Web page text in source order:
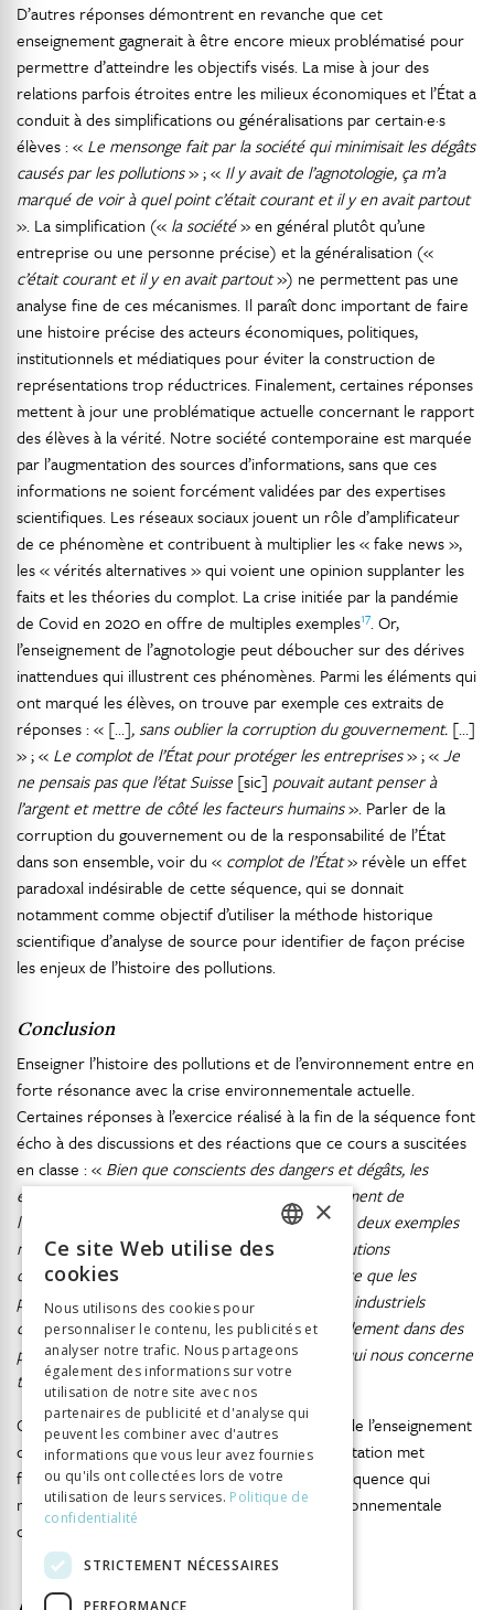
D’autres réponses démontrent en revanche que cet
enseignement gagnerait à être encore mieux problématisé pour
permettre d’atteindre les objectifs visés. La mise à jour des
relations parfois étroites entre les milieux économiques et l’État a
conduit à des simplifications ou généralisations par certain·e·s
élèves : « Le mensonge fait par la société qui minimisait les dégâts
causés par les pollutions» ; « Il y avait de l’agnotologie, ça m’a
marqué de voir à quel point c’était courant et il y en avait partout
». La simplification (« la société» en général plutôt qu’une
entreprise ou une personne précise) et la généralisation («
c’était courant et il y en avait partout») ne permettent pas une
analyse fine de ces mécanismes. Il paraît donc important de faire
une histoire précise des acteurs économiques, politiques,
institutionnels et médiatiques pour éviter la construction de
représentations trop réductrices. Finalement, certaines réponses
mettent à jour une problématique actuelle concernant le rapport
des élèves à la vérité. Notre société contemporaine est marquée
par l’augmentation des sources d’informations, sans que ces
informations ne soient forcément validées par des expertises
scientifiques. Les réseaux sociaux jouent un rôle d’amplificateur
de ce phénomène et contribuent à multiplier les « fake news »,
les « vérités alternatives » qui voient une opinion supplanter les
faits et les théories du complot. La crise initiée par la pandémie
de Covid en 2020 en offre de multiples exemples17. Or,
l’enseignement de l’agnotologie peut déboucher sur des dérives
inattendues qui illustrent ces phénomènes. Parmi les éléments qui
ont marqué les élèves, on trouve par exemple ces extraits de
réponses : « […], sans oublier la corruption du gouvernement. […]
» ; « Le complot de l’État pour protéger les entreprises» ; «Je
ne pensais pas que l’état Suisse [sic] pouvait autant penser à
l’argent et mettre de côté les facteurs humains». Parler de la
corruption du gouvernement ou de la responsabilité de l’État
dans son ensemble, voir du « complot de l’État» révèle un effet
paradoxal indésirable de cette séquence, qui se donnait
notamment comme objectif d’utiliser la méthode historique
scientifique d’analyse de source pour identifier de façon précise
les enjeux de l’histoire des pollutions.
Conclusion
Enseigner l’histoire des pollutions et de l’environnement entre en
forte résonance avec la crise environnementale actuelle.
Certaines réponses à l’exercice réalisé à la fin de la séquence font
écho à des discussions et des réactions que ce cours a suscitées
en classe : « Bien que conscients des dangers et dégâts, les
entreprises ont favorisé la productivité au détriment de
l’environnement. C’est scandaleux !
» ; « […]Ces deux exemples
m’ont marqué, car ce sont des exemples de pollutions
dangereuses proche de chez nous et cela montre que les
pollutions ne sont pas juste dans les grands pays industriels
comme la Chine ou les États-Unis[sic], mais également dans des
pays comme la Suisse. La pollution est un sujet qui nous concerne
tous et nous devons agir !»
Ces réactions indignées illustrent la pertinence de l’enseignement
de la question environnementale. La dernière citation met
finalement en avant un autre intérêt de cette séquence qui
mériterait d’être approfondi : une histoire environnementale
critique de la Suisse.
ITALIAN
×
Ce site Web utilise des
cookies
Nous utilisons des cookies pour
personnaliser le contenu, les publicités et
analyser notre trafic. Nous partageons
également des informations sur votre
utilisation de notre site avec nos
partenaires de publicité et d'analyse qui
peuvent les combiner avec d'autres
informations que vous leur avez fournies
ou qu'ils ont collectées lors de votre
utilisation de leurs services. Politique de
confidentialité
STRICTEMENT NÉCESSAIRES
PERFORMANCE